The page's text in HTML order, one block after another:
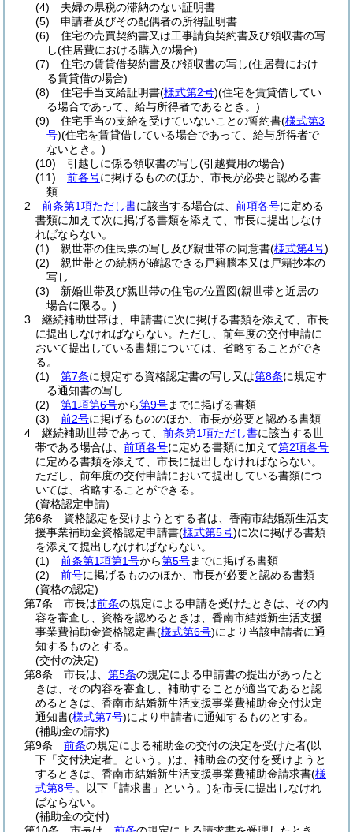
(4)
夫婦の県税の滞納のない証明書
(5)
申請者及びその配偶者の所得証明書
(6)
住宅の売買契約書又は工事請負契約書及び領収書の写
し(住居費における購入の場合)
(7)
住宅の賃貸借契約書及び領収書の写し(住居費におけ
る賃貸借の場合)
(8)
住宅手当支給証明書(様式第2号)(住宅を賃貸借してい
る場合であって、給与所得者であるとき。)
(9)
住宅手当の支給を受けていないことの誓約書(様式第3
号)(住宅を賃貸借している場合であって、給与所得者で
ないとき。)
(10)
引越しに係る領収書の写し(引越費用の場合)
(11)
前各号に掲げるもののほか、市長が必要と認める書
類
2
前条第1項ただし書に該当する場合は、 前項各号に定める
書類に加えて次に掲げる書類を添えて、市長に提出しなけ
ればならない。
(1)
親世帯の住民票の写し及び親世帯の同意書(様式第4号)
(2)
親世帯との続柄が確認できる戸籍謄本又は戸籍抄本の
写し
(3)
新婚世帯及び親世帯の住宅の位置図(親世帯と近居の
場合に限る。)
3
継続補助世帯は、申請書に次に掲げる書類を添えて、市長
に提出しなければならない。 ただし、前年度の交付申請に
おいて提出している書類については、省略することができ
る。
(1)
第7条に規定する資格認定書の写し又は第8条に規定す
る通知書の写し
(2)
第1項第6号から第9号までに掲げる書類
(3)
前2号に掲げるもののほか、市長が必要と認める書類
4
継続補助世帯であって、 前条第1項ただし書に該当する世
帯である場合は、 前項各号に定める書類に加えて第2項各号
に定める書類を添えて、市長に提出しなければならない。
ただし、前年度の交付申請において提出している書類につ
いては、省略することができる。
(資格認定申請)
第6条
資格認定を受けようとする者は、香南市結婚新生活支
援事業補助金資格認定申請書(様式第5号)に次に掲げる書類
を添えて提出しなければならない。
(1)
前条第1項第1号から第5号までに掲げる書類
(2)
前号に掲げるもののほか、市長が必要と認める書類
(資格の認定)
第7条
市長は前条の規定による申請を受けたときは、その内
容を審査し、資格を認めるときは、香南市結婚新生活支援
事業費補助金資格認定書(様式第6号)により当該申請者に通
知するものとする。
(交付の決定)
第8条
市長は、 第5条の規定による申請書の提出があったと
きは、その内容を審査し、補助することが適当であると認
めるときは、香南市結婚新生活支援事業費補助金交付決定
通知書(様式第7号)により申請者に通知するものとする。
(補助金の請求)
第9条
前条の規定による補助金の交付の決定を受けた者(以
下「交付決定者」という。)は、補助金の交付を受けようと
するときは、香南市結婚新生活支援事業費補助金請求書(様
式第8号。以下「請求書」という。)を市長に提出しなけれ
ばならない。
(補助金の交付)